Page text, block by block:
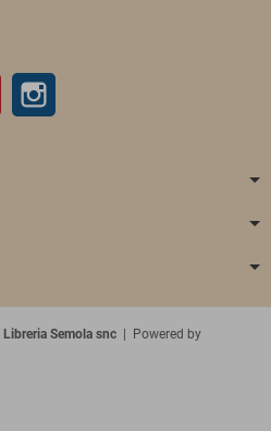
Pinterest
Libreria Semola snc | Powered by